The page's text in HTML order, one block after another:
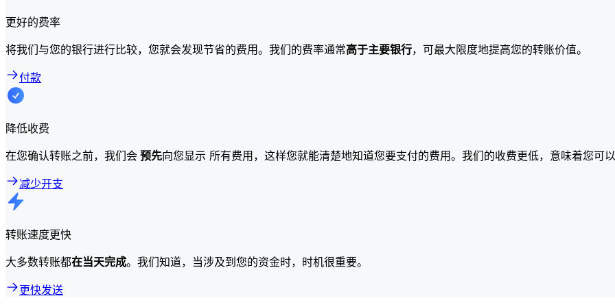
更好的费率
将我们与您的银行进行比较，您就会发现节省的费用。我们的费率通常高于主要银行，可最大限度地提高您的转账价值。
付款
降低收费
在您确认转账之前，我们会 预先向您显示 所有费用，这样您就能清楚地知道您要支付的费用。我们的收费更低，意味着您可以
减少开支
转账速度更快
大多数转账都在当天完成。我们知道，当涉及到您的资金时，时机很重要。
更快发送